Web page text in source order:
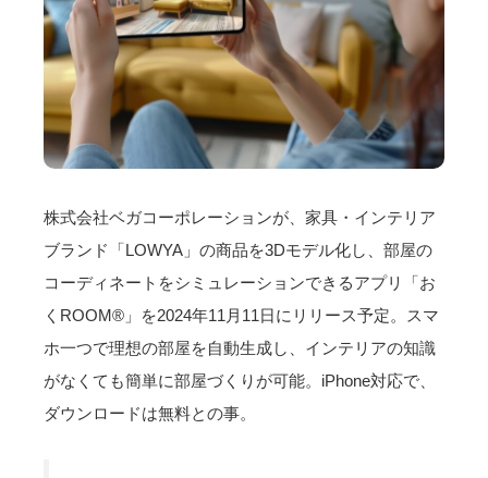
株式会社ベガコーポレーションが、家具・インテリア
ブランド「LOWYA」の商品を3Dモデル化し、部屋の
コーディネートをシミュレーションできるアプリ「お
くROOM®」を2024年11月11日にリリース予定。スマ
ホ一つで理想の部屋を自動生成し、インテリアの知識
がなくても簡単に部屋づくりが可能。iPhone対応で、
ダウンロードは無料との事。